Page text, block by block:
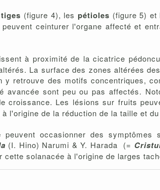
tiges (figure 4), les pétioles (figure 5) et
ceinturer l'organe affecté et
à proximité de la cicatrice
La surface des zones altérées
y retrouve des motifs concentriques,
sont peu ou pas affectés.
croissance. Les lésions sur fruits
l'origine de la réduction de la taille et
occasionner des symptômes
(I. Hino) Narumi & Y. Harada (=
solanacée à l'origine de larges